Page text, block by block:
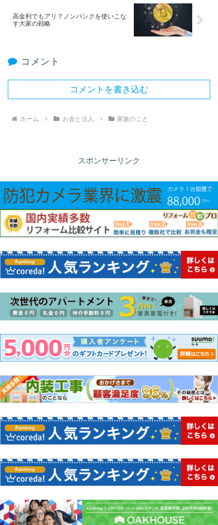
高金利でもアリ？ノンバンクを使いこな
す大家の戦略
コメント
コメントを書き込む
ホーム お金と法人 家族のこと
スポンサーリンク